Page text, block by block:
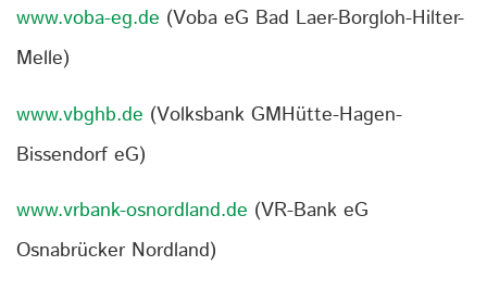
www.voba-eg.de (Voba eG Bad Laer-Borgloh-Hilter-
Melle)
www.vbghb.de (Volksbank GMHütte-Hagen-
Bissendorf eG)
www.vrbank-osnordland.de (VR-Bank eG
Osnabrücker Nordland)